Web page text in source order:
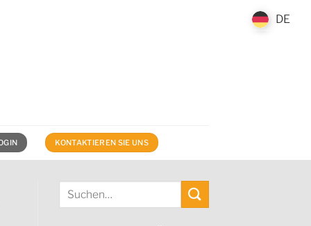
KONTAKTIEREN SIE UNS
DE
DE